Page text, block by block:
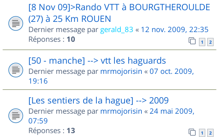
[8 Nov 09]>Rando VTT à BOURGTHEROULDE
(27) à 25 Km ROUEN
Dernier message par gerald_83 « 12 nov. 2009, 22:35
Réponses : 10 1 2
[50 - manche] --> vtt les haguards
Dernier message par mrmojorisin « 07 oct. 2009,
19:16
[Les sentiers de la hague] --> 2009
Dernier message par mrmojorisin « 24 mai 2009,
07:59
Réponses : 13 1 2